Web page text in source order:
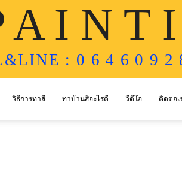
A I N T
: 0 6 4 6 0 9 2
วิธีการทาสี ทาบ้านสีอะไรดี วีดีโอ ติดต่อเ